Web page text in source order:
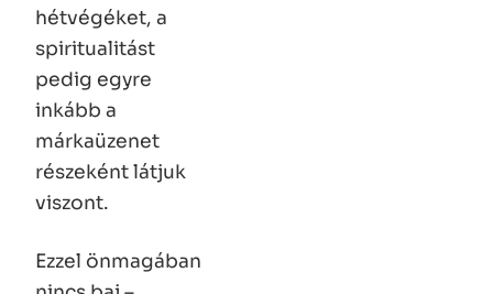
hétvégéket, a
spiritualitást
pedig egyre
inkább a
márkaüzenet
részeként látjuk
viszont.
Ezzel önmagában